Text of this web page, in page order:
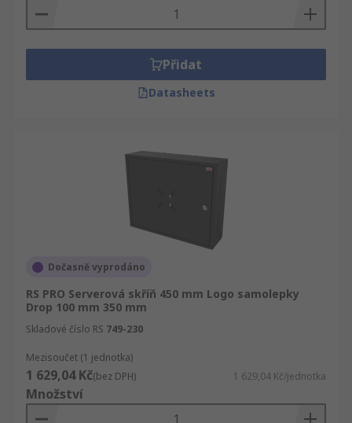
Přidat
Datasheets
Dočasně vyprodáno
RS PRO Serverová skříň 450 mm Logo samolepky
Drop 100 mm 350 mm
Skladové číslo RS 749-230
Mezisoučet (1 jednotka)
1 629,04 Kč(bez DPH) 1 629,04 Kč/jednotka
Množství